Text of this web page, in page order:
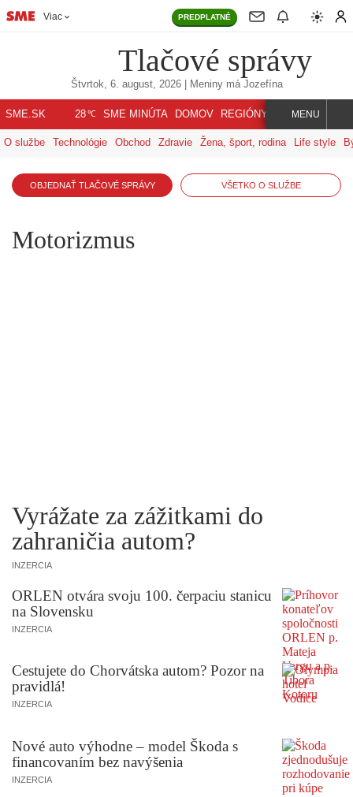
Viac PREDPLATNÉ
Tlačové správy
Štvrtok, 6. august, 2026| Meniny má Jozefína
SME.SK 28℃ SME MINÚTA DOMOV REGIÓNY INDEX SVET
MENU
O službe Technológie Obchod Zdravie Žena, šport, rodina Life style
OBJEDNAŤ TLAČOVÉ SPRÁVY VŠETKO O SLUŽBE
Motorizmus
Vyrážate za zážitkami do
zahraničia autom?
INZERCIA
ORLEN otvára svoju 100. čerpaciu stanicu
na Slovensku
INZERCIA
Cestujete do Chorvátska autom? Pozor na
pravidlá!
INZERCIA
Nové auto výhodne – model Škoda s
financovaním bez navýšenia
INZERCIA